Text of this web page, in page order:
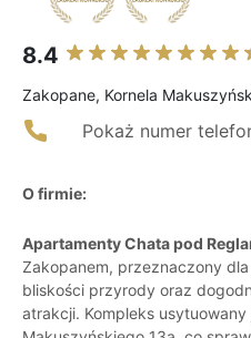
8.4
Zakopane, Kornela
Pokaż numer
O firmie:
Apartamenty Chata pod
Zakopanem, przeznaczony
bliskości przyrody oraz
atrakcji. Kompleks